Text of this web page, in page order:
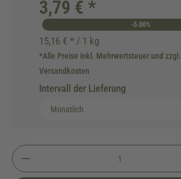
3,79 € *
-5.00%
15,16 € * / 1 kg
*Alle Preise inkl. Mehrwertsteuer und zzgl.
Versandkosten
Intervall der Lieferung